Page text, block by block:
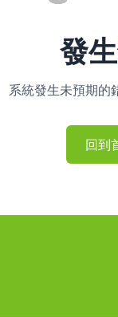
發
系統發生未預期的
回到